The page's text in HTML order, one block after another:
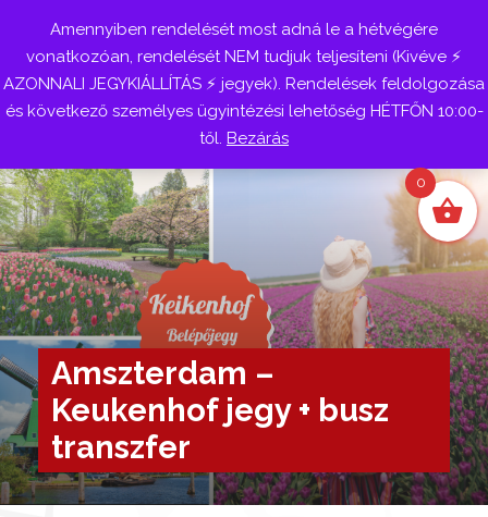
Belépés
Amszterdam –
Keukenhof jegy + busz
transzfer
Amennyiben rendelését most adná le a hétvégére
vonatkozóan, rendelését NEM tudjuk teljesíteni (Kivéve ⚡
AZONNALI JEGYKIÁLLÍTÁS ⚡ jegyek). Rendelések feldolgozása
és következő személyes ügyintézési lehetőség HÉTFŐN 10:00-
től. Bezárás
0